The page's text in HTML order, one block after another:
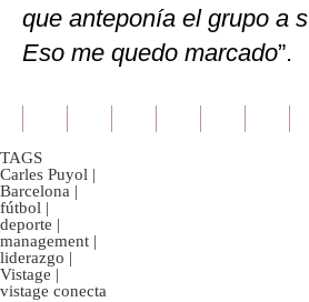
que anteponía el grupo a
Eso me quedo marcado”.
TAGS
Carles Puyol |
Barcelona |
fútbol |
deporte |
management |
liderazgo |
Vistage |
vistage conecta